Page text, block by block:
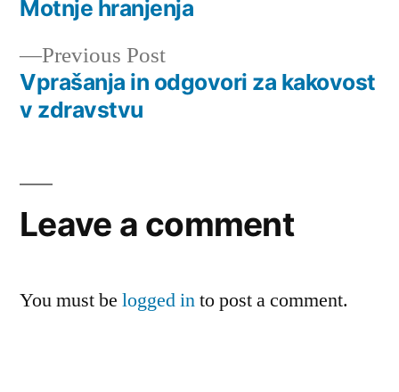
Post
navigation
Previous PostPrevious
post:
Vprašanja in odgovori za kakovost
v zdravstvu
post:
Motnje hranjenja
Leave a comment
You must be logged into post a comment.